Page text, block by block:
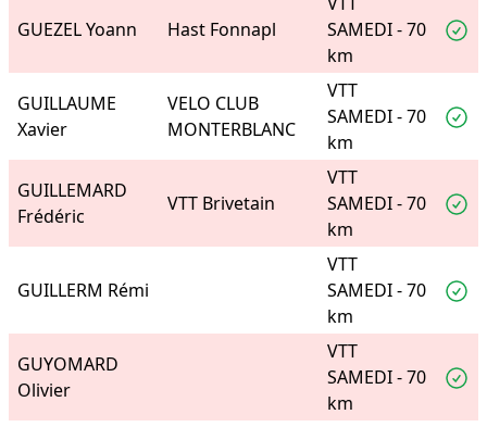
GUEZEL Yoann Hast Fonnapl
SAMEDI - 70
km
GUILLAUME
Xavier
VELO CLUB
MONTERBLANC
VTT
SAMEDI - 70
km
GUILLEMARD
Frédéric
VTT Brivetain
VTT
SAMEDI - 70
km
GUILLERM Rémi
VTT
SAMEDI - 70
km
GUYOMARD
Olivier
VTT
SAMEDI - 70
km